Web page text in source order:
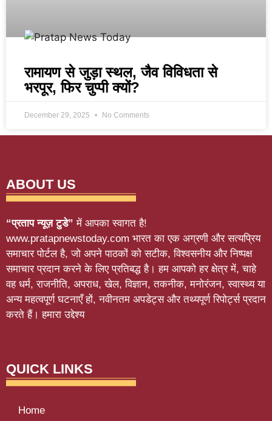
रामायण से जुड़ा स्थल, जैव विविधता से
भरपूर, फिर चुप्पी क्यों?
December 29, 2025 No Comments
ABOUT US
“प्रताप न्यूज़ टुडे” में आपका स्वागत है!
www.pratapnewstoday.com भारत का एक अग्रणी और सत्यप्रिय
समाचार पोर्टल है, जो अपने पाठकों को सटीक, विश्वसनीय और निष्पक्ष
समाचार प्रदान करने के लिए प्रतिबद्ध है। हम आपको हर क्षेत्र में, चाहे
वह धर्म, राजनीति, अपराध, खेल, विज्ञान, तकनीक, मनोरंजन, स्वास्थ्य या
अन्य महत्वपूर्ण घटनाएँ हों, नवीनतम अपडेट्स और तथ्यपूर्ण रिपोर्ट्स प्रदान
करते हैं। हमारा उद्देश्य
QUICK LINKS
Home